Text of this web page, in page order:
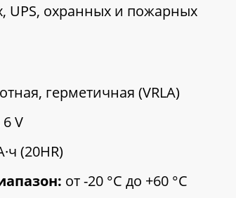
UPS, охранных и пожарных
герметичная (VRLA)
6V
(20HR)
от -20 °C до +60 °C